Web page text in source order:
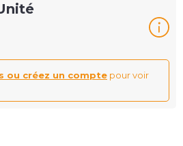
ou créez un compte pour voir